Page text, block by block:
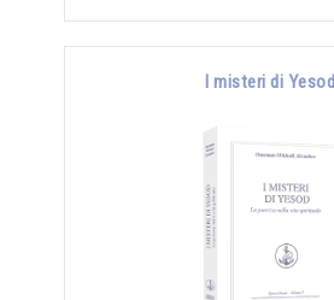
I misteri di Yesod